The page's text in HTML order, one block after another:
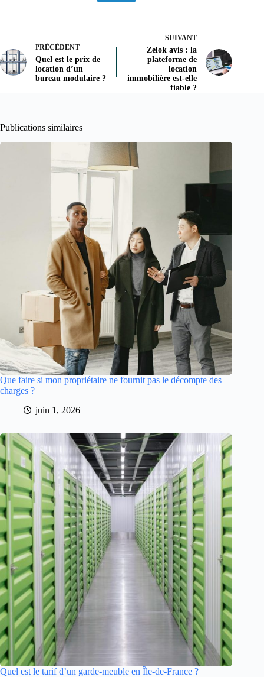
PRÉCÉDENT
Quel est le prix de
location d’un
bureau modulaire ?
SUIVANT
Zelok avis : la
plateforme de
location
immobilière est-elle
fiable ?
Publications similaires
Que faire si mon propriétaire ne fournit pas le décompte des
charges ?
juin 1, 2026
Quel est le tarif d’un garde-meuble en Île-de-France ?